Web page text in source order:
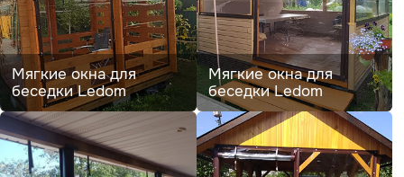
Мягкие окна для
беседки Ledom
Мягкие окна для
беседки Ledom